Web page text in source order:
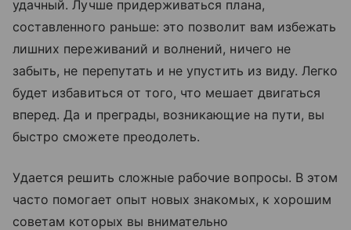
удачный. Лучше придерживаться плана,
составленного раньше: это позволит вам избежать
лишних переживаний и волнений, ничего не
забыть, не перепутать и не упустить из виду. Легко
будет избавиться от того, что мешает двигаться
вперед. Да и преграды, возникающие на пути, вы
быстро сможете преодолеть.
Удается решить сложные рабочие вопросы. В этом
часто помогает опыт новых знакомых, к хорошим
советам которых вы внимательно